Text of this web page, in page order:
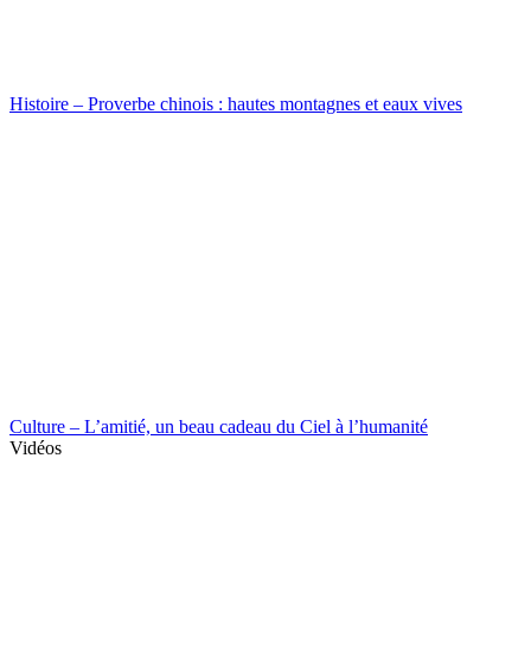
Histoire – Proverbe chinois : hautes montagnes et eaux vives
Culture – L’amitié, un beau cadeau du Ciel à l’humanité
Vidéos